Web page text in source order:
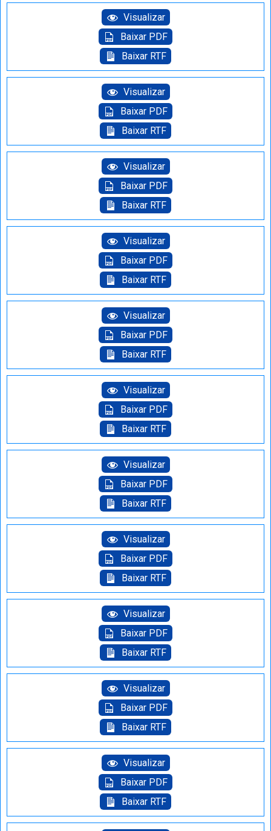
Visualizar
Baixar PDF
Baixar RTF
Visualizar
Baixar PDF
Baixar RTF
Visualizar
Baixar PDF
Baixar RTF
Visualizar
Baixar PDF
Baixar RTF
Visualizar
Baixar PDF
Baixar RTF
Visualizar
Baixar PDF
Baixar RTF
Visualizar
Baixar PDF
Baixar RTF
Visualizar
Baixar PDF
Baixar RTF
Visualizar
Baixar PDF
Baixar RTF
Visualizar
Baixar PDF
Baixar RTF
Visualizar
Baixar PDF
Baixar RTF